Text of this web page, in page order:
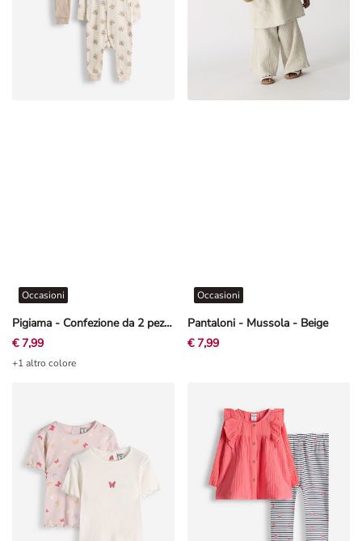
Pigiama - Confezione da 2 pezzi - Beige
Occasioni
€ 7,99
+1 altro colore
Pantaloni - Mussola - Beige
Occasioni
€ 7,99